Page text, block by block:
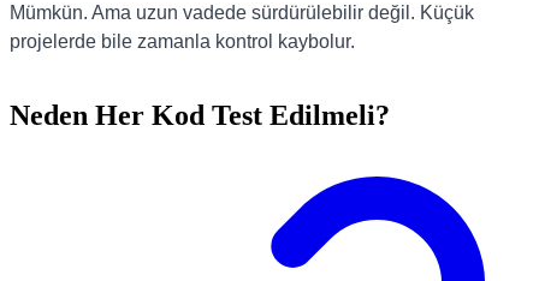
Mümkün. Ama uzun vadede sürdürülebilir değil. Küçük
projelerde bile zamanla kontrol kaybolur.
Neden Her Kod Test Edilmeli?